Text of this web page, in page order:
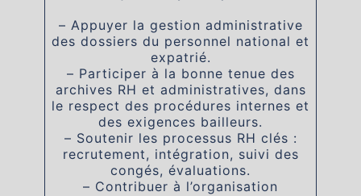
– Appuyer la gestion administrative
des dossiers du personnel national et
expatrié.
– Participer à la bonne tenue des
archives RH et administratives, dans
le respect des procédures internes et
des exigences bailleurs.
– Soutenir les processus RH clés :
recrutement, intégration, suivi des
congés, évaluations.
– Contribuer à l’organisation